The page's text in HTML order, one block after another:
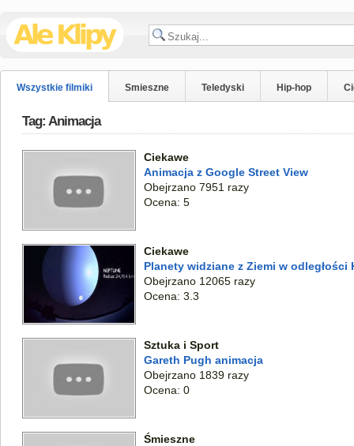
Wszystkie filmiki Smieszne Teledyski Hip-hop
Tag: Animacja
Ciekawe
Animacja z Google Street View
Obejrzano 7951 razy
Ocena: 5
Ciekawe
Planety widziane z Ziemi w odległości
Obejrzano 12065 razy
Ocena: 3.3
Sztuka i Sport
Gareth Pugh animacja
Obejrzano 1839 razy
Ocena: 0
Śmieszne